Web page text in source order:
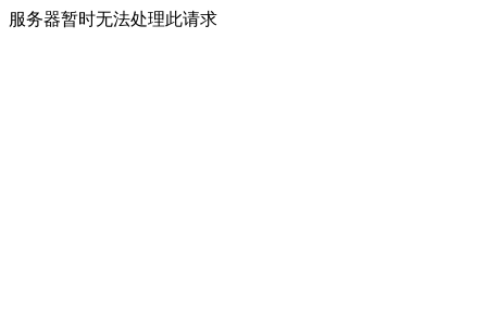
服务器暂时无法处理此请求